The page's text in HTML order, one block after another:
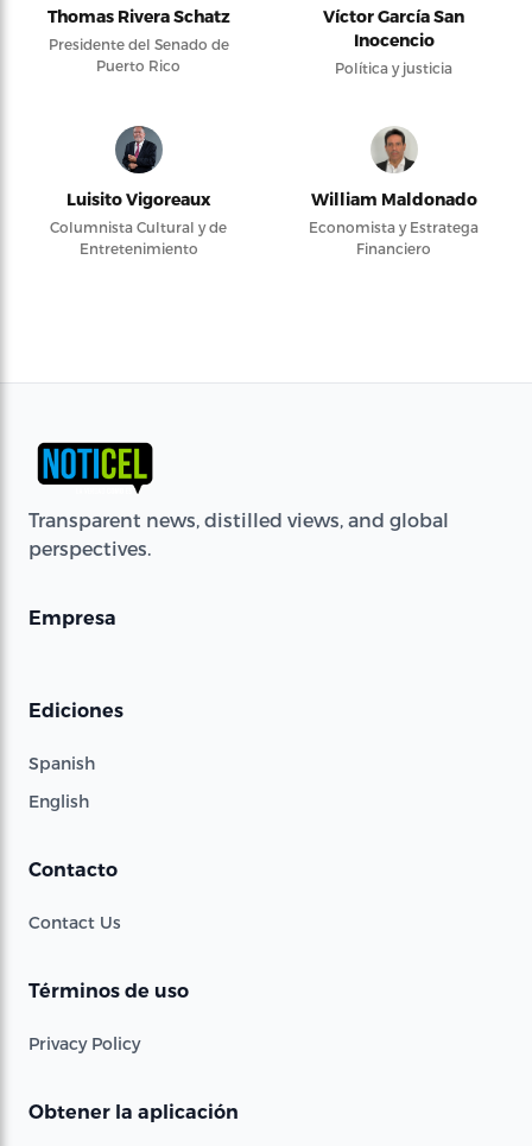
Thomas Rivera Schatz
Presidente del Senado de
Puerto Rico
Víctor García San
Inocencio
Política y justicia
Luisito Vigoreaux
Columnista Cultural y de
Entretenimiento
William Maldonado
Economista y Estratega
Financiero
Transparent news, distilled views, and global
perspectives.
Empresa
Ediciones
Spanish
English
Contacto
Contact Us
Términos de uso
Privacy Policy
Obtener la aplicación